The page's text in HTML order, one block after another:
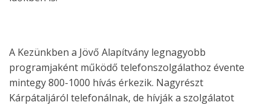
A Kezünkben a Jövő Alapítvány legnagyobb
programjaként működő telefonszolgálathoz évente
mintegy 800-1000 hívás érkezik. Nagyrészt
Kárpátaljáról telefonálnak, de hívják a szolgálatot